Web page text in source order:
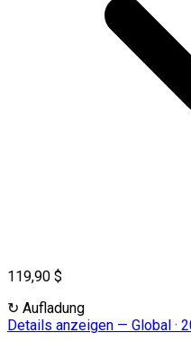
119,90 $
↻ Aufladung
Details anzeigen — Global ·